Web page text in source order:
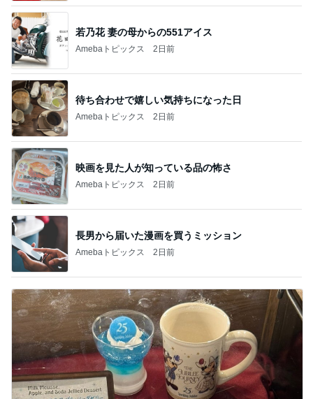
若乃花 妻の母からの551アイス
Amebaトピックス 2日前
待ち合わせで嬉しい気持ちになった日
Amebaトピックス 2日前
映画を見た人が知っている品の怖さ
Amebaトピックス 2日前
長男から届いた漫画を買うミッション
Amebaトピックス 2日前